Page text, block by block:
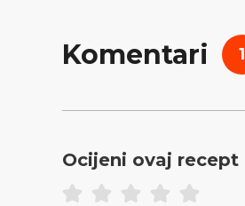
Komentari 1
Ocijeni ovaj recept